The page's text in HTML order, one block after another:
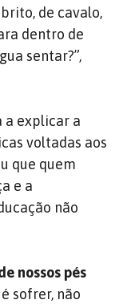
de cavalo,
dentro de
sentar?”,
a explicar a
voltadas aos
que quem
e a
não
nossos pés
sofrer, não